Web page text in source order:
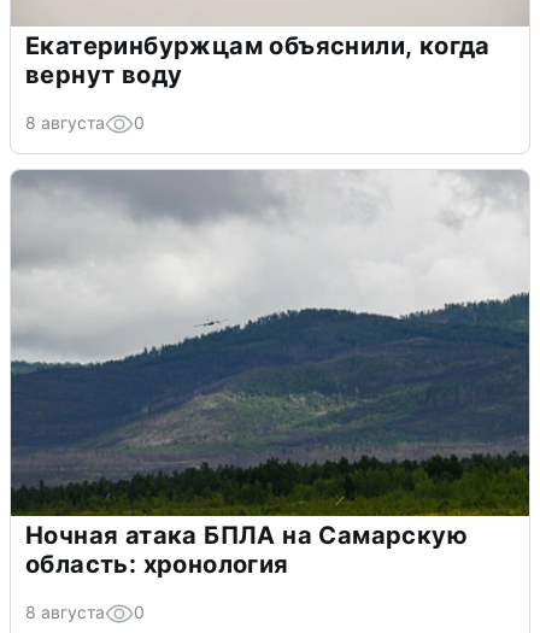
Екатеринбуржцам объяснили, когда
вернут воду
8 августа 0
Ночная атака БПЛА на Самарскую
область: хронология
8 августа 0